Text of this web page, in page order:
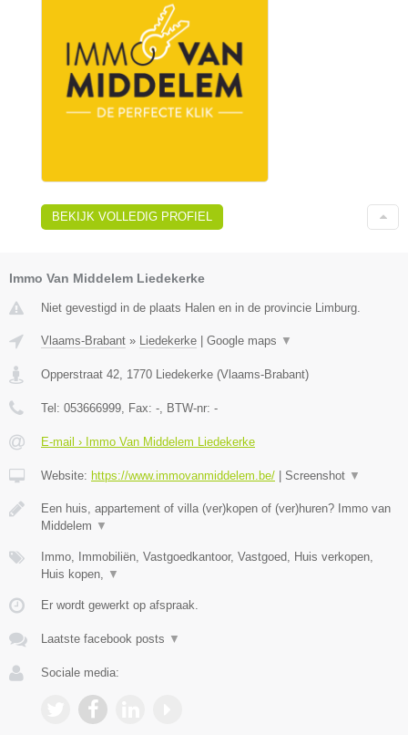
BEKIJK VOLLEDIG PROFIEL
Immo Van Middelem Liedekerke
Niet gevestigd in de plaats Halen en in de provincie Limburg.
Vlaams-Brabant » Liedekerke Google maps ▼
Opperstraat 42 1770 Liedekerke (Vlaams-Brabant)
Tel: 053666999 , Fax: - , BTW-nr: -
E-mail › Immo Van Middelem Liedekerke
Website: https://www.immovanmiddelem.be/ Screenshot ▼
Een huis, appartement of villa (ver)kopen of (ver)huren? Immo van
Middelem ▼
Immo, Immobiliën, Vastgoedkantoor, Vastgoed, Huis verkopen,
Huis kopen,
▼
Er wordt gewerkt op afspraak.
Laatste facebook posts ▼
Sociale media: